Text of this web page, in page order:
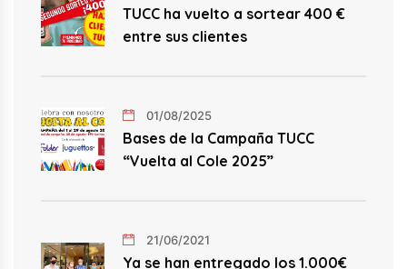
TUCC ha vuelto a sortear 400 €
entre sus clientes
01/08/2025
Bases de la Campaña TUCC
“Vuelta al Cole 2025”
21/06/2021
Ya se han entregado los 1.000€